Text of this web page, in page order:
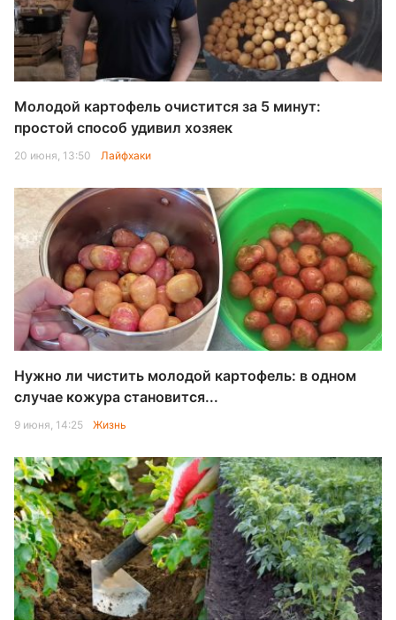
Молодой картофель очистится за 5 минут:
простой способ удивил хозяек
20 июня, 13:50 Лайфхаки
Нужно ли чистить молодой картофель: в одном
случае кожура становится...
9 июня, 14:25 Жизнь